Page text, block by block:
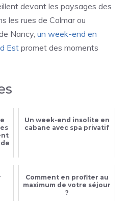
devant les paysages des
les rues de Colmar ou
Nancy, un week-end en
Est promet des moments
Un week-end insolite en
cabane avec spa privatif
Comment en profiter au
maximum de votre séjour
?